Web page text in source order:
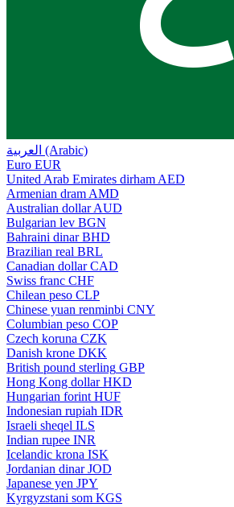
العربية (Arabic)
Euro EUR
United Arab Emirates dirham AED
Armenian dram AMD
Australian dollar AUD
Bulgarian lev BGN
Bahraini dinar BHD
Brazilian real BRL
Canadian dollar CAD
Swiss franc CHF
Chilean peso CLP
Chinese yuan renminbi CNY
Columbian peso COP
Czech koruna CZK
Danish krone DKK
British pound sterling GBP
Hong Kong dollar HKD
Hungarian forint HUF
Indonesian rupiah IDR
Israeli sheqel ILS
Indian rupee INR
Icelandic krona ISK
Jordanian dinar JOD
Japanese yen JPY
Kyrgyzstani som KGS